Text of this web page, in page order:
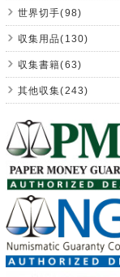
世界切手(98)
収集用品(130)
収集書籍(63)
其他収集(243)